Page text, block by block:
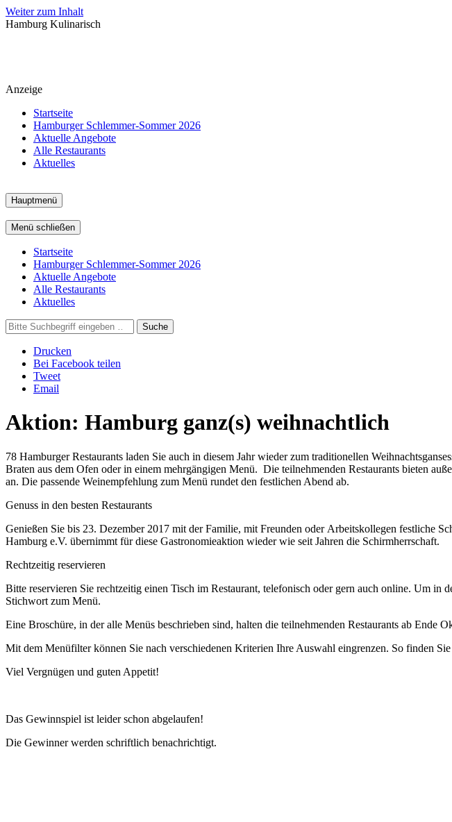
Weiter zum Inhalt
Hamburg Kulinarisch
Anzeige
Startseite
Hamburger Schlemmer-Sommer 2026
Aktuelle Angebote
Alle Restaurants
Aktuelles
Hauptmenü
Menü schließen
Startseite
Hamburger Schlemmer-Sommer 2026
Aktuelle Angebote
Alle Restaurants
Aktuelles
Suche
Drucken
Bei Facebook teilen
Tweet
Email
Aktion: Hamburg ganz(s) weihnachtlich
78 Hamburger Restaurants laden Sie auch in diesem Jahr wieder zum traditionellen
Braten aus dem Ofen oder in einem mehrgängigen Menü. Die teilnehmenden Restaurants bieten
an. Die passende Weinempfehlung zum Menü rundet den festlichen Abend ab.
Genuss in den besten Restaurants
Genießen Sie bis 23. Dezember 2017 mit der Familie, mit Freunden oder Arbeitskollegen festliche
Hamburg e.V. übernimmt für diese Gastronomieaktion wieder wie seit Jahren die Schirmherrschaft.
Rechtzeitig reservieren
Bitte reservieren Sie rechtzeitig einen Tisch im Restaurant, telefonisch oder gern auch online. Um in
Stichwort zum Menü.
Eine Broschüre, in der alle Menüs beschrieben sind, halten die teilnehmenden Restaurants ab Ende
Mit dem Menüfilter können Sie nach verschiedenen Kriterien Ihre Auswahl eingrenzen. So finden
Viel Vergnügen und guten Appetit!
Das Gewinnspiel ist leider schon abgelaufen!
Die Gewinner werden schriftlich benachrichtigt.